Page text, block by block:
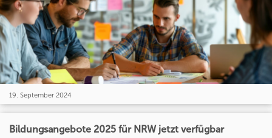
19. September 2024
Bildungsangebote 2025 für NRW jetzt verfügbar